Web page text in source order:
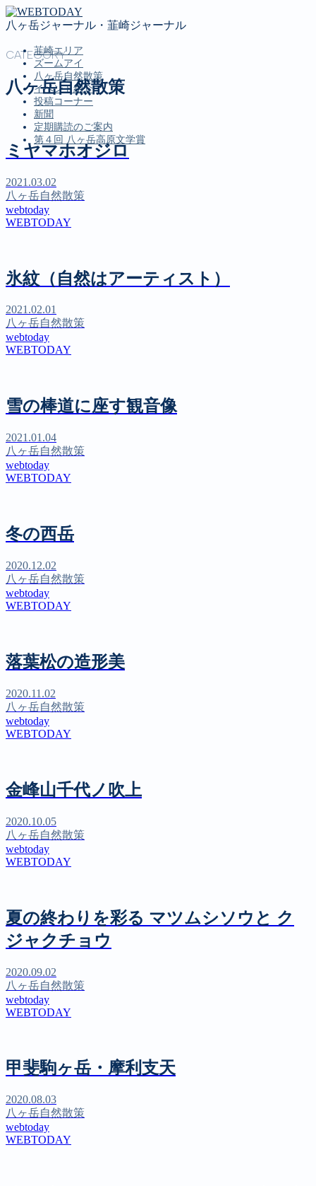
八ヶ岳ジャーナル・韮崎ジャーナル
韮崎エリア
ズームアイ
八ヶ岳自然散策
イベント紹介
投稿コーナー
新聞
定期購読のご案内
第４回 八ヶ岳高原文学賞
MENU
韮崎エリア
ズームアイ
新聞
第４回 八ヶ岳高原文学賞
CATEGORY
八ヶ岳自然散策
ミヤマホオジロ
2021.03.02
八ヶ岳自然散策
webtoday
WEBTODAY
氷紋（自然はアーティスト）
2021.02.01
八ヶ岳自然散策
webtoday
WEBTODAY
雪の棒道に座す観音像
2021.01.04
八ヶ岳自然散策
webtoday
WEBTODAY
冬の西岳
2020.12.02
八ヶ岳自然散策
webtoday
WEBTODAY
落葉松の造形美
2020.11.02
八ヶ岳自然散策
webtoday
WEBTODAY
金峰山千代ノ吹上
2020.10.05
八ヶ岳自然散策
webtoday
WEBTODAY
夏の終わりを彩る マツムシソウと ク
ジャクチョウ
2020.09.02
八ヶ岳自然散策
webtoday
WEBTODAY
甲斐駒ヶ岳・摩利支天
2020.08.03
八ヶ岳自然散策
webtoday
WEBTODAY